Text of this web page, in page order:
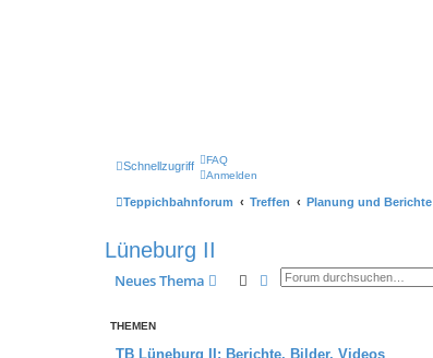
Schnellzugriff
FAQ
Anmelden
Teppichbahnforum Treffen Planung und Berichte
Lüneburg II
Neues Thema SucheErweiterte Suche
THEMEN
TB Lüneburg II: Berichte, Bilder, Videos